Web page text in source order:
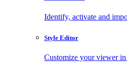
Identify, activate and
Style Editor
Customize your viewer